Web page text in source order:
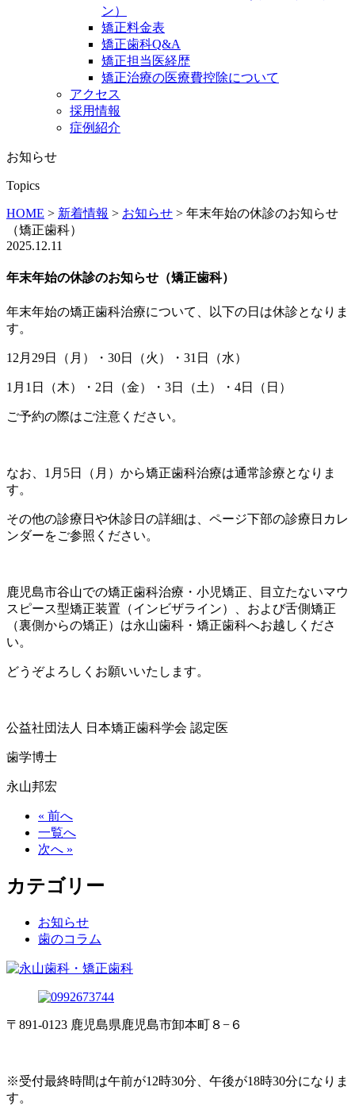
ン）
矯正料金表
矯正歯科Q&A
矯正担当医経歴
矯正治療の医療費控除について
アクセス
採用情報
症例紹介
お知らせ
Topics
HOME > 新着情報 > お知らせ > 年末年始の休診のお知らせ
（矯正歯科）
2025.12.11
年末年始の休診のお知らせ（矯正歯科）
年末年始の矯正歯科治療について、以下の日は休診となりま
す。
12月29日（月）・30日（火）・31日（水）
1月1日（木）・2日（金）・3日（土）・4日（日）
ご予約の際はご注意ください。
なお、1月5日（月）から矯正歯科治療は通常診療となりま
す。
その他の診療日や休診日の詳細は、ページ下部の診療日カレ
ンダーをご参照ください。
鹿児島市谷山での矯正歯科治療・小児矯正、目立たないマウ
スピース型矯正装置（インビザライン）、および舌側矯正
（裏側からの矯正）は永山歯科・矯正歯科へお越しくださ
い。
どうぞよろしくお願いいたします。
公益社団法人 日本矯正歯科学会 認定医
歯学博士
永山邦宏
« 前へ
一覧へ
次へ »
カテゴリー
お知らせ
歯のコラム
〒891-0123 鹿児島県鹿児島市卸本町８−６
※受付最終時間は午前が12時30分、午後が18時30分になりま
す。